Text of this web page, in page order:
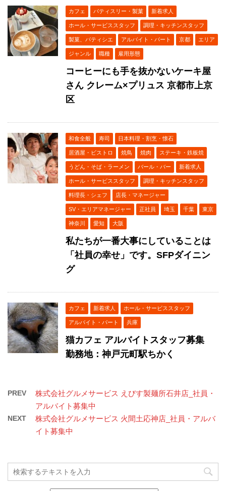
カフェ パティスリー・製菓 新着求人
ホール・サービススタッフ 調理・キッチンスタッフ
製菓、パティシエ アルバイト・パート 京都 エリア
ジャンル 職種 雇用形態
コーヒーにも手を抜かないケーキ屋
さん クレーム×プリュス 京都市上京
区
和食全般 寿司 日本料理・割烹・懐石
居酒屋・ビストロ 焼鳥 焼肉 ステーキ・鉄板焼
うどん・そば・ラーメン バール・バー 新着求人
ホール・サービススタッフ 調理・キッチンスタッフ
料理長・シェフ 店長・マネージャー
SV・エリアマネージャー 正社員 埼玉 千葉 東京
神奈川 愛知 大阪
私たちが一番大事にしていることは
「社員の幸せ」です。SFPダイニン
グ
カフェ 新着求人 ホール・サービススタッフ
アルバイト・パート 兵庫
猫カフェ アルバイトスタッフ募集
勤務地：神戸元町駅ちかく
PREV
株式会社グルメサービス えびす製麺所石井店_社員・
アルバイト募集中
NEXT
株式会社グルメサービス 火間土応神店_社員・アルバ
イト募集中